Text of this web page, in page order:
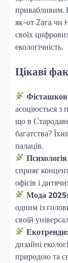
привабливим.
як-от Zara чи
своїх
екологічність.
Цікаві
асоціюється
що в
багатства?
палаців.
сприяє
офісів і
Мода 2025:
одним із
своїй
Екотренди:
дизайні
природою та